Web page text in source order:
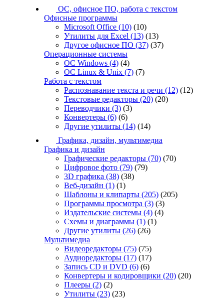
ОС, офисное ПО, работа с текстом
Офисные программы
Microsoft Office (10) (10)
Утилиты для Excel (13) (13)
Другое офисное ПО (37) (37)
Операционные системы
ОС Windows (4) (4)
ОС Linux & Unix (7) (7)
Работа с текстом
Распознавание текста и речи (12) (12)
Текстовые редакторы (20) (20)
Переводчики (3) (3)
Конвертеры (6) (6)
Другие утилиты (14) (14)
Графика, дизайн, мультимедиа
Графика и дизайн
Графические редакторы (70) (70)
Цифровое фото (79) (79)
3D графика (38) (38)
Веб-дизайн (1) (1)
Шаблоны и клипарты (205) (205)
Программы просмотра (3) (3)
Издательские системы (4) (4)
Схемы и диаграммы (1) (1)
Другие утилиты (26) (26)
Мультимедиа
Видеоредакторы (75) (75)
Аудиоредакторы (17) (17)
Запись CD и DVD (6) (6)
Конвертеры и кодировщики (20) (20)
Плееры (2) (2)
Утилиты (23) (23)